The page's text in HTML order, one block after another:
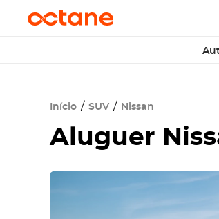
Início SUV Nissan
Aluguer